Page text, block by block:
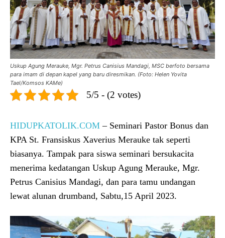
Uskup Agung Merauke, Mgr. Petrus Canisius Mandagi, MSC berfoto bersama
para imam di depan kapel yang baru diresmikan. (Foto: Helen Yovita
Tael/Komsos KAMe)
5/5 - (2 votes)
HIDUPKATOLIK.COM – Seminari Pastor Bonus dan
KPA St. Fransiskus Xaverius Merauke tak seperti
biasanya. Tampak para siswa seminari bersukacita
menerima kedatangan Uskup Agung Merauke, Mgr.
Petrus Canisius Mandagi, dan para tamu undangan
lewat alunan drumband, Sabtu,15 April 2023.